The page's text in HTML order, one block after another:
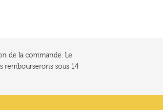
de la commande. Le
rembourserons sous 14